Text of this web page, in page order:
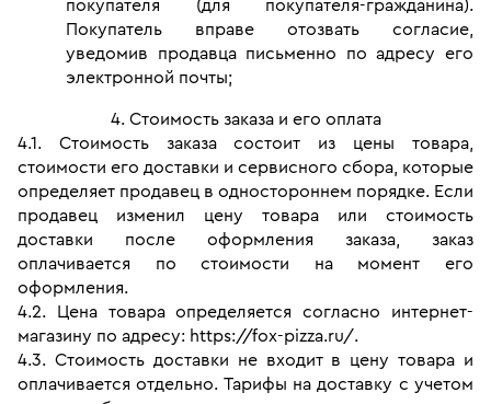
Покупатель вправе отозвать согласие,
уведомив продавца письменно по адресу его
электронной почты;
4. Стоимость заказа и его оплата
4.1. Стоимость заказа состоит из цены товара,
стоимости его доставки и сервисного сбора, которые
определяет продавец в одностороннем порядке. Если
продавец изменил цену товара или стоимость
доставки после оформления заказа, заказ
оплачивается по стоимости на момент его
оформления.
4.2. Цена товара определяется согласно интернет-
магазину по адресу: https://fox-pizza.ru/.
4.3. Стоимость доставки не входит в цену товара и
оплачивается отдельно. Тарифы на доставку с учетом